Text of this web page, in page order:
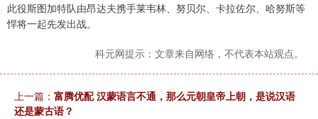
此役斯图加特队由昂达夫携手莱韦林、努贝尔、卡拉佐尔、哈努斯等
悍将一起先发出战。
科元网提示：文章来自网络，不代表本站观点。
上一篇： 富腾优配 汉蒙语言不通，那么元朝皇帝上朝，是说汉语
还是蒙古语？